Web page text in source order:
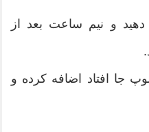
و نیم ساعت بعد از
جا افتاد اضافه کرده و